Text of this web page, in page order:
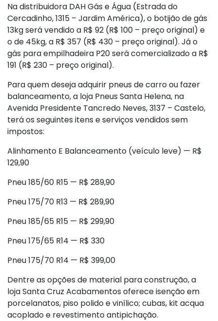
Na distribuidora DAH Gás e Água (Estrada do
Cercadinho, 1315 – Jardim América), o botijão de gás
13kg será vendido a R$ 92 (R$ 100 – preço original) e
o de 45kg, a R$ 357 (R$ 430 – preço original). Já o
gás para empilhadeira P20 será comercializado a R$
191 (R$ 230 – preço original).
Para quem deseja adquirir pneus de carro ou fazer
balanceamento, a loja Pneus Santa Helena, na
Avenida Presidente Tancredo Neves, 3137 – Castelo,
terá os seguintes itens e serviços vendidos sem
impostos:
Alinhamento E Balanceamento (veículo leve) — R$
129,90
Pneu 185/60 R15 — R$ 289,90
Pneu 175/70 R13 — R$ 289,90
Pneu 185/65 R15 — R$ 299,90
Pneu 175/65 R14 — R$ 330
Pneu 175/70 R14 — R$ 399,00
Dentre as opções de material para construção, a
loja Santa Cruz Acabamentos oferece isenção em
porcelanatos, piso polido e vinílico; cubas, kit acqua
acoplado e revestimento antipichação.